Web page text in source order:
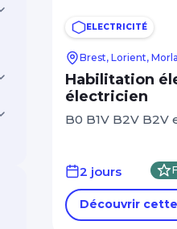
ELECTRICITÉ
Brest, Lorient,
Habilitation
électricien
B0 B1V B2V B2V
2 jours
Découvrir